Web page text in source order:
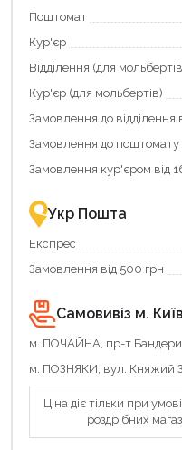
карту
щоб
зекономити
та
отримати
переваги!
картою
єКнига
–
зручно
та
покупку
«Національний
кешбек»
та
отримуйте
повернення
Економте
більше
разом
державною
підтримкою!
Поштомат
Кур'єр
Відділення (для
Кур'єр (для мольбертів)
Замовлення до відділення
Замовлення до поштомату
Замовлення кур'єром від
Укр Пошта
Експрес
Замовлення від 500 грн
Самовивіз м. Київ
м. ПОЧАЙНА, пр-т
м. ПОЗНЯКИ, вул. Княжий
Ціна діє тільки при
роздрібних